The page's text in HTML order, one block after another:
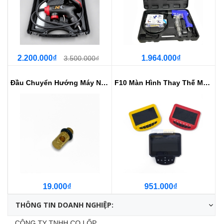
2.200.000₫ 3.500.000₫ 1.964.000₫
Đầu Chuyển Hướng Máy Nội Soi Già...
19.000₫
F10 Màn Hình Thay Thế Máy Nội So...
951.000₫
THÔNG TIN DOANH NGHIỆP: